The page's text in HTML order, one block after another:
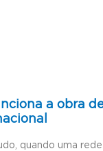
a obra
quando uma